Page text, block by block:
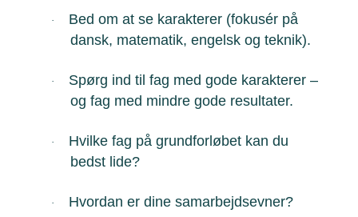
·
Bed om at se karakterer (fokusér på
dansk, matematik, engelsk og teknik).
·
Spørg ind til fag med gode karakterer –
og fag med mindre gode resultater.
·
Hvilke fag på grundforløbet kan du
bedst lide?
· Hvordan er dine samarbejdsevner?